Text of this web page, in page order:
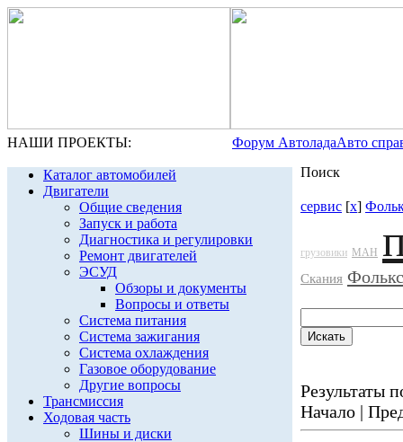
НАШИ ПРОЕКТЫ: Форум АвтоладаАвто
Каталог автомобилей
Двигатели
Общие сведения
Запуск и работа
Диагностика и регулировки
Ремонт двигателей
ЭСУД
Обзоры и документы
Вопросы и ответы
Система питания
Система зажигания
Система охлаждения
Газовое оборудование
Другие вопросы
Трансмиссия
Ходовая часть
Шины и диски
Поиск
сервис [x]
грузовики МАН
Скания
Результаты
Начало |